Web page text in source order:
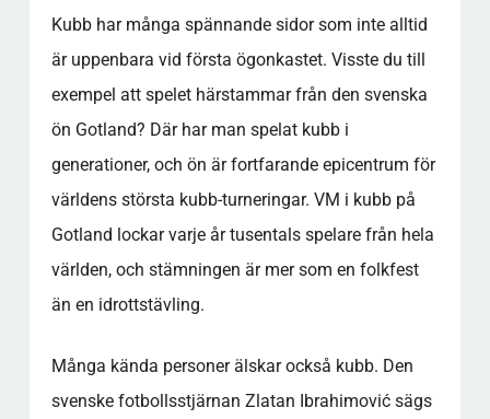
Kubb har många spännande sidor som inte alltid
är uppenbara vid första ögonkastet. Visste du till
exempel att spelet härstammar från den svenska
ön Gotland? Där har man spelat kubb i
generationer, och ön är fortfarande epicentrum för
världens största kubb-turneringar. VM i kubb på
Gotland lockar varje år tusentals spelare från hela
världen, och stämningen är mer som en folkfest
än en idrottstävling.
Många kända personer älskar också kubb. Den
svenske fotbollsstjärnan Zlatan Ibrahimović sägs